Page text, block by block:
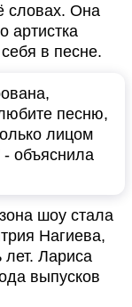
словах. Она
артистка
в песне.
песню,
лицом
- объяснила
шоу стала
Нагиева,
лет. Лариса
выпусков